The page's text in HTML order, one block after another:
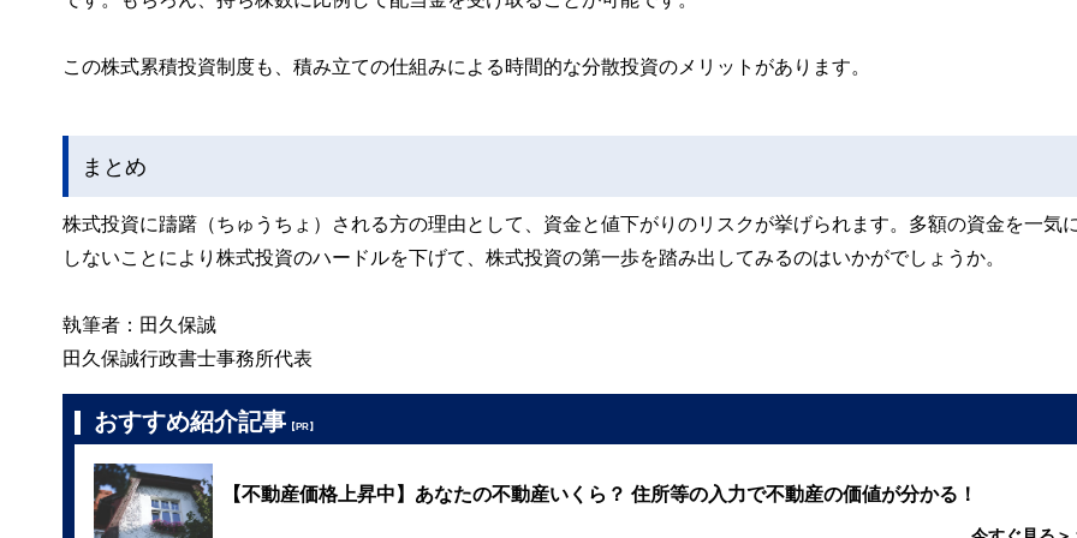
この株式累積投資制度も、積み立ての仕組みによる時間的な分散投資のメリットがあります。
まとめ
株式投資に躊躇（ちゅうちょ）される方の理由として、資金と値下がりのリスクが挙げられます。多額の資金を一気
しないことにより株式投資のハードルを下げて、株式投資の第一歩を踏み出してみるのはいかがでしょうか。
執筆者：田久保誠
田久保誠行政書士事務所代表
おすすめ紹介記事 【PR】
【不動産価格上昇中】あなたの不動産いくら？ 住所等の入力で不動産の価値が分かる！